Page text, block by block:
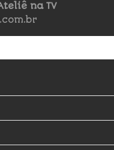
na TV